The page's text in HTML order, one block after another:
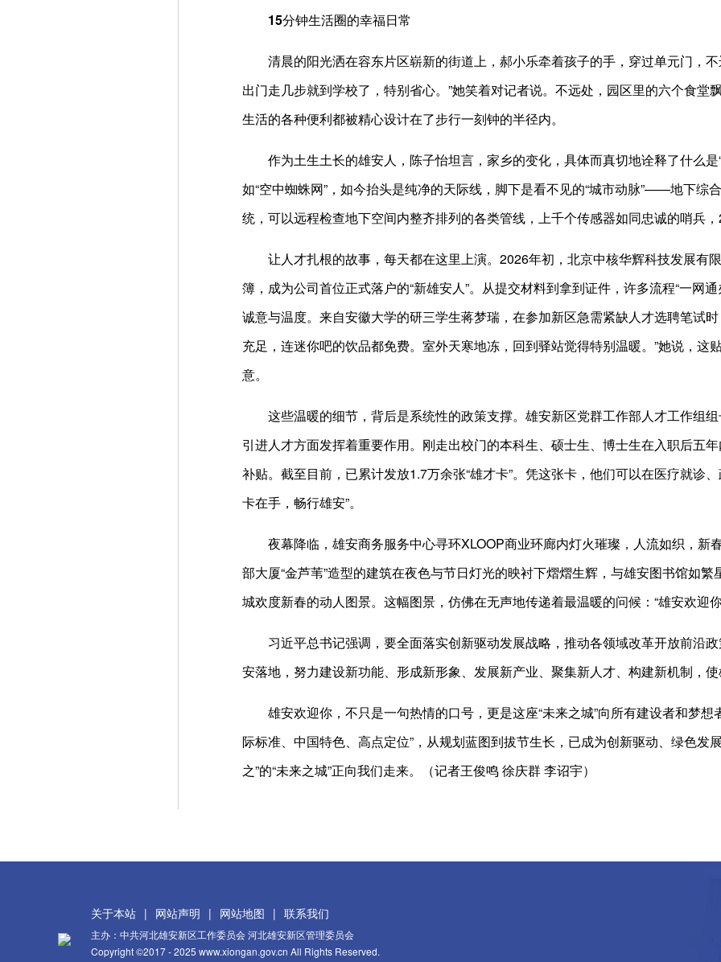
15分钟生活圈的幸福日常
清晨的阳光洒在容东片区崭新的街道上，郝小乐牵着孩子的手，穿过单元门，不
出门走几步就到学校了，特别省心。”她笑着对记者说。不远处，园区里的六个食堂
生活的各种便利都被精心设计在了步行一刻钟的半径内。
作为土生土长的雄安人，陈子怡坦言，家乡的变化，具体而真切地诠释了什么是
如“空中蜘蛛网”，如今抬头是纯净的天际线，脚下是看不见的“城市动脉”——地下综
统，可以远程检查地下空间内整齐排列的各类管线，上千个传感器如同忠诚的哨兵
让人才扎根的故事，每天都在这里上演。2026年初，北京中核华辉科技发展有
簿，成为公司首位正式落户的“新雄安人”。从提交材料到拿到证件，许多流程“一网
诚意与温度。来自安徽大学的研三学生蒋梦瑞，在参加新区急需紧缺人才选聘笔试
充足，连迷你吧的饮品都免费。室外天寒地冻，回到驿站觉得特别温暖。”她说，这
意。
这些温暖的细节，背后是系统性的政策支撑。雄安新区党群工作部人才工作组组
引进人才方面发挥着重要作用。刚走出校门的本科生、硕士生、博士生在入职后五
补贴。截至目前，已累计发放1.7万余张“雄才卡”。凭这张卡，他们可以在医疗就诊
卡在手，畅行雄安”。
夜幕降临，雄安商务服务中心寻环XLOOP商业环廊内灯火璀璨，人流如织，新
部大厦“金芦苇”造型的建筑在夜色与节日灯光的映衬下熠熠生辉，与雄安图书馆如
城欢度新春的动人图景。这幅图景，仿佛在无声地传递着最温暖的问候：“雄安欢迎
习近平总书记强调，要全面落实创新驱动发展战略，推动各领域改革开放前沿
安落地，努力建设新功能、形成新形象、发展新产业、聚集新人才、构建新机制，
雄安欢迎你，不只是一句热情的口号，更是这座“未来之城”向所有建设者和梦
际标准、中国特色、高点定位”，从规划蓝图到拔节生长，已成为创新驱动、绿色发
之”的“未来之城”正向我们走来。（记者王俊鸣 徐庆群 李诏宇）
关于本站 | 网站声明 | 网站地图 | 联系我们
主办：中共河北雄安新区工作委员会 河北雄安新区管理委员会
Copyright ©2017 - 2025 www.xiongan.gov.cn All Rights Reserved.